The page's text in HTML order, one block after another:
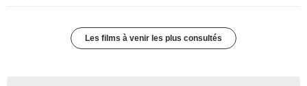
Les films à venir les plus consultés